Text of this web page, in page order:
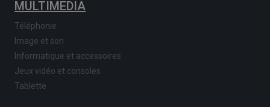
MULTIMEDIA
Téléphonie
Image et son
Informatique et accessoires
Jeux vidéo et consoles
Tablette